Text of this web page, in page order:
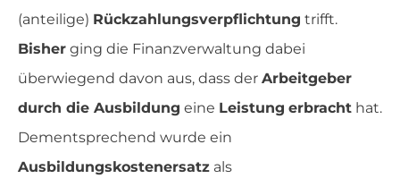
(anteilige) Rückzahlungsverpflichtung trifft.
Bisher ging die Finanzverwaltung dabei
überwiegend davon aus, dass der Arbeitgeber
durch die Ausbildung eine Leistung erbracht hat.
Dementsprechend wurde ein
Ausbildungskostenersatz als